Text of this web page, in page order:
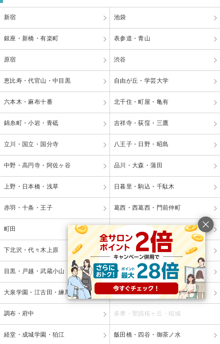
新宿 池袋
銀座・新橋・有楽町 表参道・青山
原宿 渋谷
恵比寿・代官山・中目黒 自由が丘・学芸大学
六本木・麻布十番 北千住・町屋・亀有
錦糸町・小岩・青砥 吉祥寺・荻窪・三鷹
立川・国立・国分寺 八王子・日野・昭島
中野・高円寺・阿佐ヶ谷 品川・大森・蒲田
上野・日本橋・浅草 日暮里・駒込・千駄木
赤羽・十条・王子 葛西・西葛西・門前仲町
町田 三軒茶屋・用賀・二子玉川
下北沢・代々木上原 板橋・成増・巣鴨
目黒・戸越・武蔵小山 田無・小平・久米川
大泉学園・江古田・練馬 東久留米・ひばりヶ丘
調布・府中 多摩・聖蹟桜ヶ丘・稲城
経堂・成城学園・狛江 飯田橋・四谷・御茶ノ水